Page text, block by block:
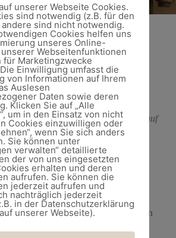
den Kopf, das Auge und das Herz auf
Visierlinie zu bringen.
zu leben. ( Henri Cartier-Bresson )
|die Puma |meine Kimba Robben
unserer Webseite Cookies.
sind notwendig (z.B. für den
sind nicht notwendig.
Cookies helfen uns
unseres Online-
Webseitenfunktionen
für Marketingzwecke
Einwilligung umfasst die
von Informationen auf Ihrem
Auslesen
Daten sowie deren
Klicken Sie auf „Alle
um in den Einsatz von nicht
Cookies einzuwilligen oder
wenn Sie sich anders
Sie können unter
verwalten“ detaillierte
der von uns eingesetzten
erhalten und deren
aufrufen. Sie können die
jederzeit aufrufen und
nachträglich jederzeit
in der Datenschutzerklärung
unserer Webseite).